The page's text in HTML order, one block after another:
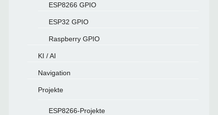
ESP8266 GPIO
ESP32 GPIO
Raspberry GPIO
KI / AI
Navigation
Projekte
ESP8266-Projekte